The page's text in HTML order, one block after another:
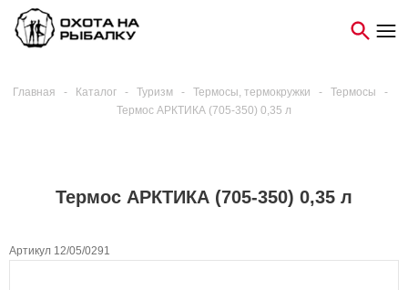
Главная - Каталог - Туризм - Термосы, термокружки - Термосы
-
Термос АРКТИКА (705-350) 0,35 л
Термос АРКТИКА (705-350) 0,35 л
Артикул 12/05/0291